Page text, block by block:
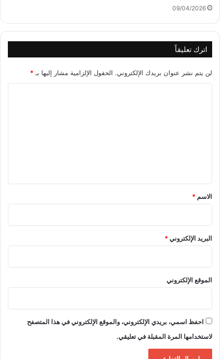
09/04/2026
اترك تعليقاً
لن يتم نشر عنوان بريدك الإلكتروني. الحقول الإلزامية مشار إليها بـ*
*
الاسم *
البريد الإلكتروني*
الموقع الإلكتروني
احفظ اسمي، بريدي الإلكتروني، والموقع الإلكتروني في هذا المتصفح
لاستخدامها المرة المقبلة في تعليقي.